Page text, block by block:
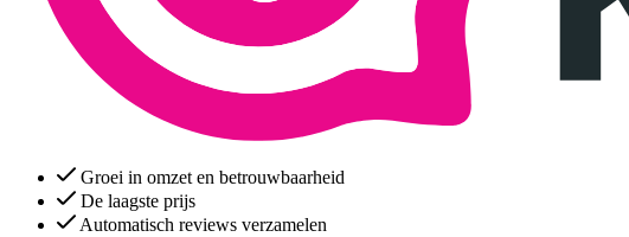
Groei in omzet en betrouwbaarheid
De laagste prijs
Automatisch reviews verzamelen